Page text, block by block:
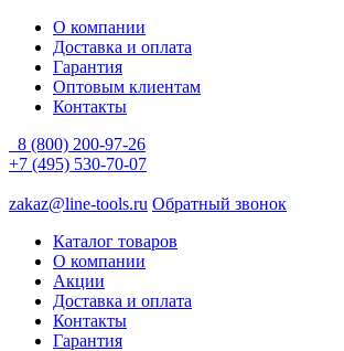
О компании
Доставка и оплата
Гарантия
Оптовым клиентам
Контакты
8 (800) 200-97-26
+7 (495) 530-70-07
zakaz@line-tools.ru Обратный звонок
Каталог товаров
О компании
Акции
Доставка и оплата
Контакты
Гарантия